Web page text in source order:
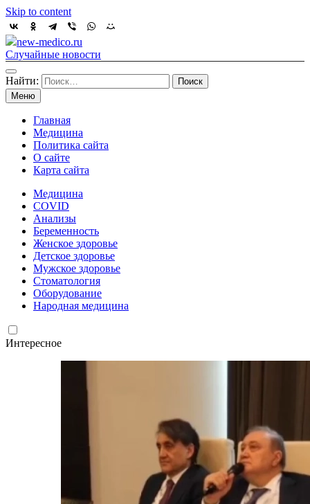
Skip to content
new-medico.ru
Случайные новости
Найти:
Меню
Главная
Медицина
Политика сайта
О сайте
Карта сайта
Медицина
COVID
Анализы
Беременность
Женское здоровье
Детское здоровье
Мужское здоровье
Стоматология
Оборудование
Народная медицина
Интересное